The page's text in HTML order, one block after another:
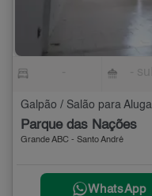
Galpão / Salão para
Parque das Nações
Grande ABC - Santo André
WhatsApp